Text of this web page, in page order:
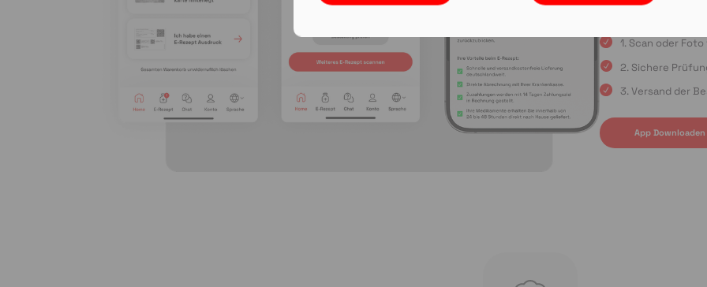
1. Scan oder
2. Sichere
3. Versand der
App Downloaden